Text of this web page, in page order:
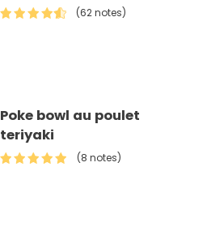
(62 notes)
Poke bowl au poulet
teriyaki
(8 notes)